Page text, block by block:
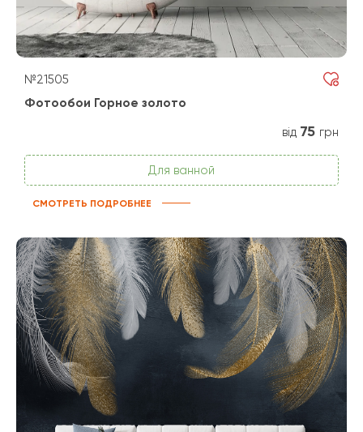
№21505
Фотообои Горное золото
від 75 грн
Для ванной
СМОТРЕТЬ ПОДРОБНЕЕ